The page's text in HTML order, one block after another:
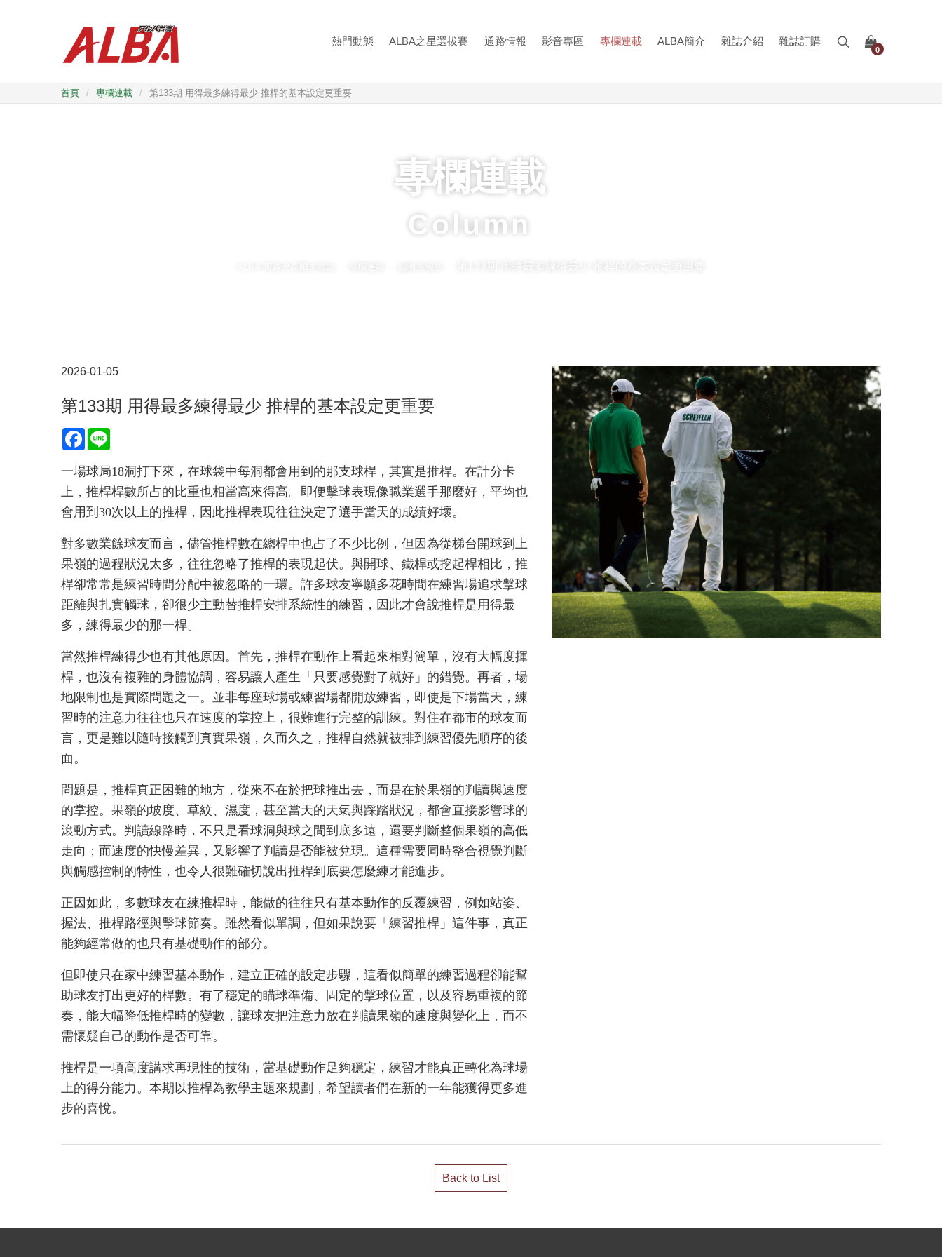
熱門動態 ALBA之星選拔賽 通路情報 影音專區 專欄連載 ALBA簡介 雜誌介紹 雜誌訂購
0
首頁 / 專欄連載 / 第133期 用得最多練得最少 推桿的基本設定更重要
專欄連載
Column
2026-01-05
第133期 用得最多練得最少 推桿的基本設定更重要
Facebook
一場球局18洞打下來，在球袋中每洞都會用到的那支球桿，其實是推桿。在計分卡
上，推桿桿數所占的比重也相當高來得高。即便擊球表現像職業選手那麼好，平均也
會用到30次以上的推桿，因此推桿表現往往決定了選手當天的成績好壞。
對多數業餘球友而言，儘管推桿數在總桿中也占了不少比例，但因為從梯台開球到上
果嶺的過程狀況太多，往往忽略了推桿的表現起伏。與開球、鐵桿或挖起桿相比，推
桿卻常常是練習時間分配中被忽略的一環。許多球友寧願多花時間在練習場追求擊球
距離與扎實觸球，卻很少主動替推桿安排系統性的練習，因此才會說推桿是用得最
多，練得最少的那一桿。
當然推桿練得少也有其他原因。首先，推桿在動作上看起來相對簡單，沒有大幅度揮
桿，也沒有複雜的身體協調，容易讓人產生「只要感覺對了就好」的錯覺。再者，場
地限制也是實際問題之一。並非每座球場或練習場都開放練習，即使是下場當天，練
習時的注意力往往也只在速度的掌控上，很難進行完整的訓練。對住在都市的球友而
言，更是難以隨時接觸到真實果嶺，久而久之，推桿自然就被排到練習優先順序的後
面。
問題是，推桿真正困難的地方，從來不在於把球推出去，而是在於果嶺的判讀與速度
的掌控。果嶺的坡度、草紋、濕度，甚至當天的天氣與踩踏狀況，都會直接影響球的
滾動方式。判讀線路時，不只是看球洞與球之間到底多遠，還要判斷整個果嶺的高低
走向；而速度的快慢差異，又影響了判讀是否能被兌現。這種需要同時整合視覺判斷
與觸感控制的特性，也令人很難確切說出推桿到底要怎麼練才能進步。
正因如此，多數球友在練推桿時，能做的往往只有基本動作的反覆練習，例如站姿、
握法、推桿路徑與擊球節奏。雖然看似單調，但如果說要「練習推桿」這件事，真正
能夠經常做的也只有基礎動作的部分。
但即使只在家中練習基本動作，建立正確的設定步驟，這看似簡單的練習過程卻能幫
助球友打出更好的桿數。有了穩定的瞄球準備、固定的擊球位置，以及容易重複的節
奏，能大幅降低推桿時的變數，讓球友把注意力放在判讀果嶺的速度與變化上，而不
需懷疑自己的動作是否可靠。
推桿是一項高度講求再現性的技術，當基礎動作足夠穩定，練習才能真正轉化為球場
上的得分能力。本期以推桿為教學主題來規劃，希望讀者們在新的一年能獲得更多進
步的喜悅。
Back to List